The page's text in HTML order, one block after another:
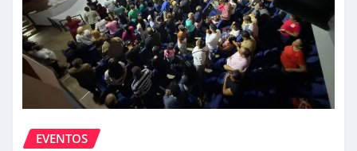
EVENTOS